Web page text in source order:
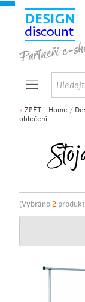
< ZPĚT Home /
oblečení
(Vybráno 2